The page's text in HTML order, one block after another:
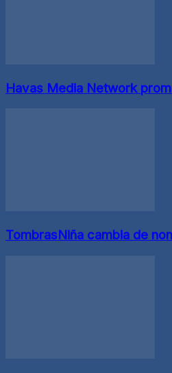
Havas Media Network
TombrasNiña cambia de